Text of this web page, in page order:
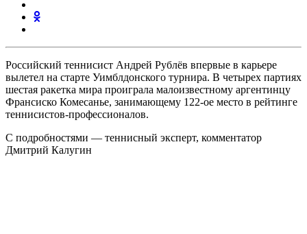
Российский теннисист Андрей Рублёв впервые в карьере
вылетел на старте Уимблдонского турнира. В четырех партиях
шестая ракетка мира проиграла малоизвестному аргентинцу
Франсиско Комесанье, занимающему 122-ое место в рейтинге
теннисистов-профессионалов.
С подробностями — теннисный эксперт, комментатор
Дмитрий Калугин